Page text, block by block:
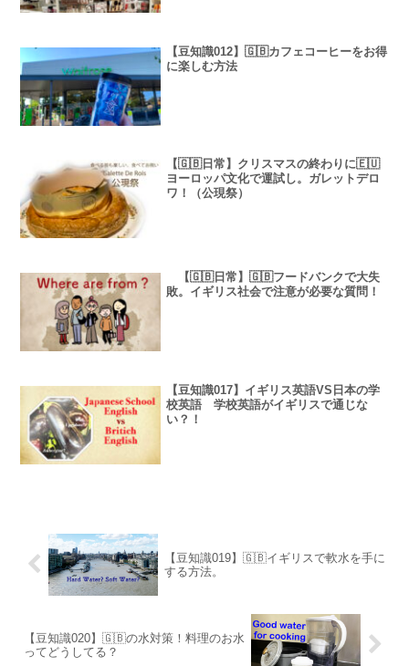
【豆知識012】🇬🇧カフェコーヒーをお得
に楽しむ方法
【🇬🇧日常】クリスマスの終わりに🇪🇺
ヨーロッパ文化で運試し。ガレットデロ
ワ！（公現祭）
【🇬🇧日常】🇬🇧フードバンクで大失
敗。イギリス社会で注意が必要な質問！
【豆知識017】イギリス英語VS日本の学
校英語 学校英語がイギリスで通じな
い？！
【豆知識019】🇬🇧イギリスで軟水を手に
する方法。
【豆知識020】🇬🇧の水対策！料理のお水
ってどうしてる？